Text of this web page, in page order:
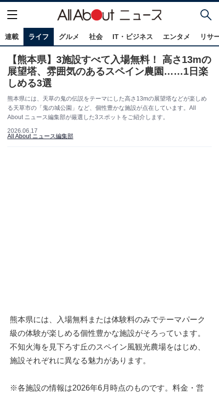
連載 ライフ グルメ 社会 IT・ビジネス エンタメ リサ
【熊本県】3施設すべて入場無料！ 高さ13mの
展望塔、雰囲気のあるスペイン農園……1日楽
しめる3選
熊本県には、天草の鬼の伝説をテーマにした高さ13mの展望塔などが楽しめ
る天草市の「鬼の城公園」など、個性豊かな施設が点在しています。All
About ニュース編集部が厳選した3スポットをご紹介します。
2026.06.17
All About ニュース編集部
熊本県には、入場無料または体験料のみでテーマパーク
級の体験が楽しめる個性豊かな施設がそろっています。
不知火海を見下ろす丘のスペイン風観光農場をはじめ、
施設それぞれに異なる魅力があります。
※各施設の情報は2026年6月時点のものです。料金・営